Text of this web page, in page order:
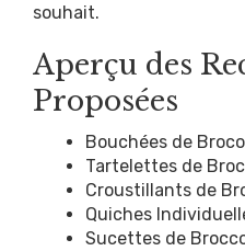
souhait.
Aperçu des
Proposées
Bouchées de
Tartelettes de
Croustillants de
Quiches
Sucettes de